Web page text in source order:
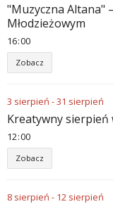
"Muzyczna Altana"
Młodzieżowym
16 00
Zobacz
3 sierpień -31 sierpień
Kreatywny sierpień
12 00
Zobacz
8 sierpień - 12 sierpień